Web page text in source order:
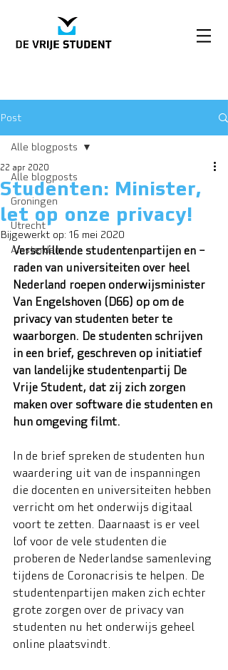
Post
Alle blogposts
Groningen
Utrecht
Amsterdam
Alle blogposts
Studenten: Minister,
let op onze privacy!
22 apr 2020
Bijgewerkt op: 16 mei 2020
Verschillende studentenpartijen en –
raden van universiteiten over heel
Nederland roepen onderwijsminister
Van Engelshoven (D66) op om de
privacy van studenten beter te
waarborgen. De studenten schrijven
in een brief, geschreven op initiatief
van landelijke studentenpartij De
Vrije Student, dat zij zich zorgen
maken over software die studenten en
hun omgeving filmt.
In de brief spreken de studenten hun
waardering uit van de inspanningen
die docenten en universiteiten hebben
verricht om het onderwijs digitaal
voort te zetten. Daarnaast is er veel
lof voor de vele studenten die
proberen de Nederlandse samenleving
tijdens de Coronacrisis te helpen. De
studentenpartijen maken zich echter
grote zorgen over de privacy van
studenten nu het onderwijs geheel
online plaatsvindt.